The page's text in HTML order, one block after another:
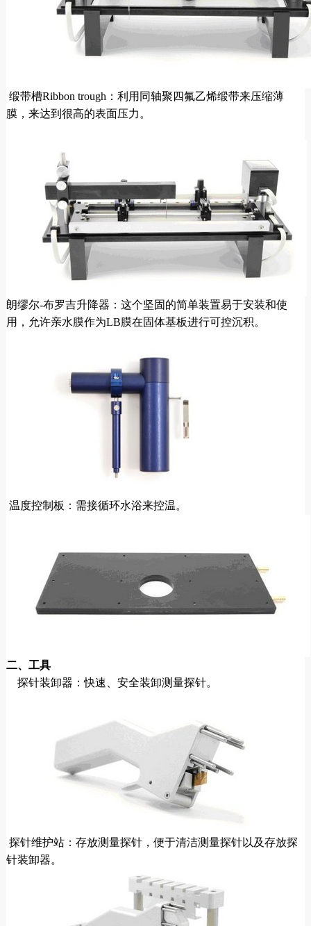
缎带槽Ribbon trough：利用同轴聚四氟乙烯缎带来压缩薄
膜，来达到很高的表面压力。
朗缪尔-布罗吉升降器：这个坚固的简单装置易于安装和使
用，允许亲水膜作为LB膜在固体基板进行可控沉积。
温度控制板：需接循环水浴来控温。
二、工具
探针装卸器：快速、安全装卸测量探针。
探针维护站：存放测量探针，便于清洁测量探针以及存放探
针装卸器。